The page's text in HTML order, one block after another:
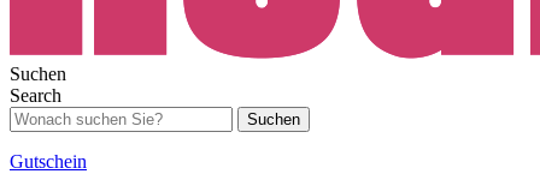
Suchen
Search
Suchen
Gutschein